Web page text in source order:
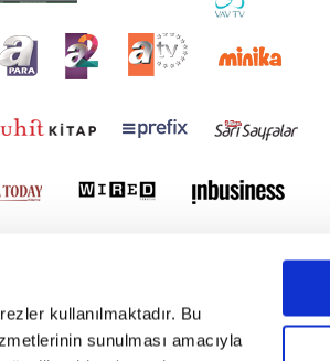
kullanılmaktadır. Bu
sunulması amacıyla